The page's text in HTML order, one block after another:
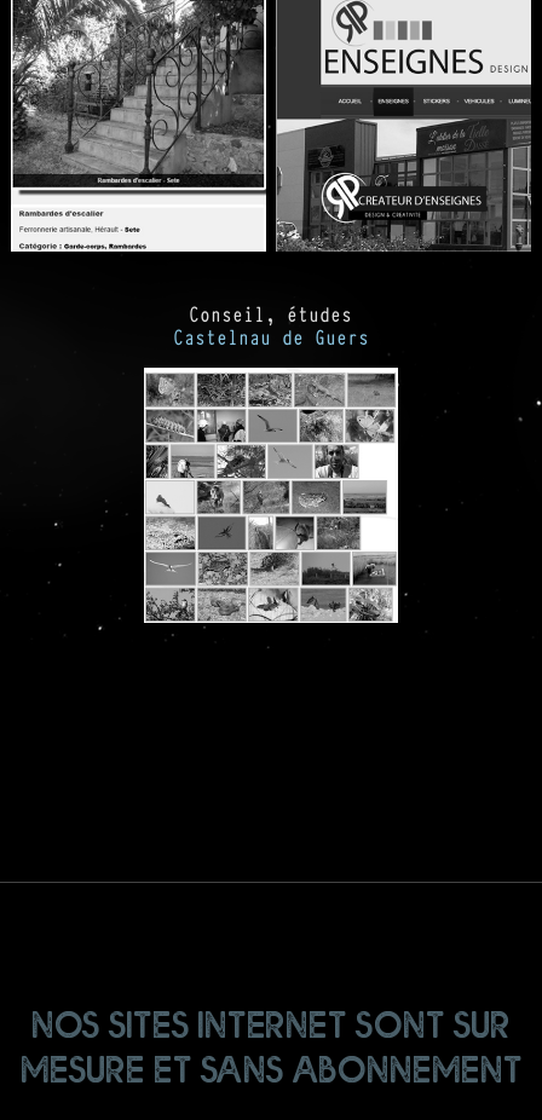
Conseil, études
Castelnau de Guers
nos sites internet sont sur
mesure et sans abonnement